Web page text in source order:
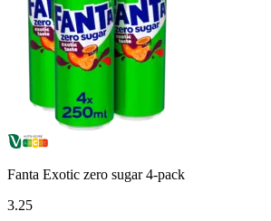
Fanta Exotic zero sugar 4-pack
3.25